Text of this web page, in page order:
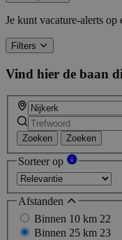
Je kunt vacature-alerts op
Filters
Vind hier de baan
Zoeken Zoeken
Sorteer op
Afstanden
Binnen 10 km 22
Binnen 25 km 23